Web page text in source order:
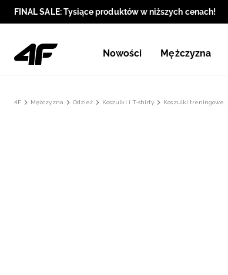
FINAL SALE: Tysiące produktów w niższych cenach!
Nowości Mężczyzna
4F Mężczyzna Odzież Koszulki i T-shirty Koszulki treningowe